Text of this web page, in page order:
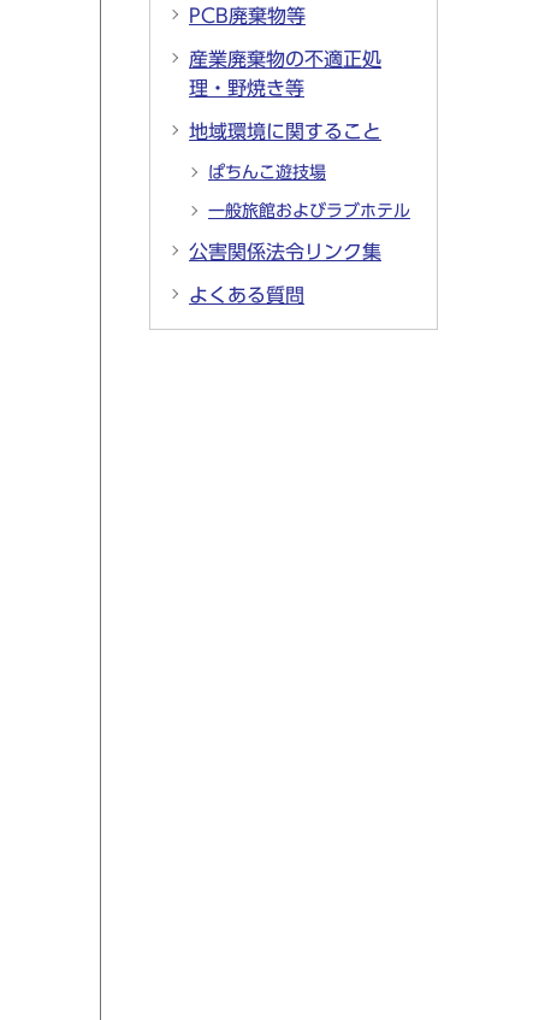
PCB廃棄物等
産業廃棄物の不適正処
理・野焼き等
地域環境に関すること
ぱちんこ遊技場
一般旅館およびラブホテル
公害関係法令リンク集
よくある質問